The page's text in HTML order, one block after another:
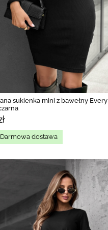
sukienka mini z bawełny Every
Darmowa dostawa